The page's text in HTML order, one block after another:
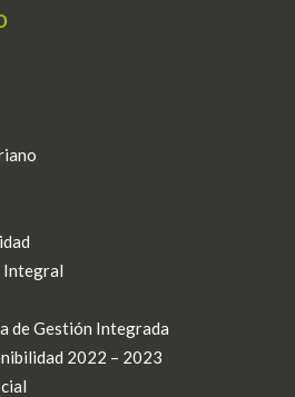
Integral
de Gestión Integrada
2022 – 2023